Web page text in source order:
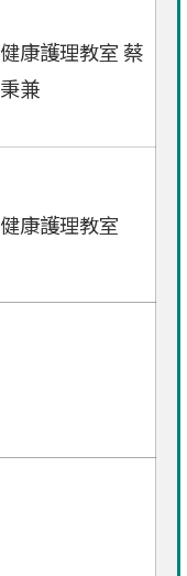
健康護理教室 蔡
秉兼
健康護理教室